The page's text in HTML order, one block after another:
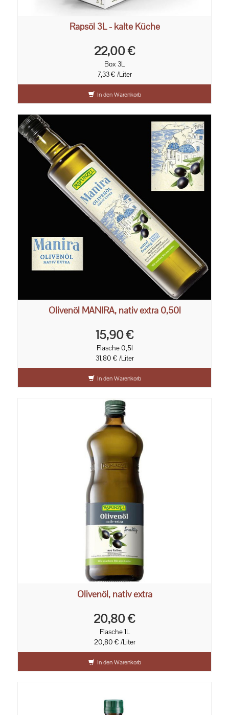
Rapsöl 3L - kalte Küche
22,00 €
Box 3L
7,33 € /Liter
In den Warenkorb
Olivenöl MANIRA, nativ extra 0,50l
15,90 €
Flasche 0,5l
31,80 € /Liter
In den Warenkorb
Olivenöl, nativ extra
20,80 €
Flasche 1L
20,80 € /Liter
In den Warenkorb